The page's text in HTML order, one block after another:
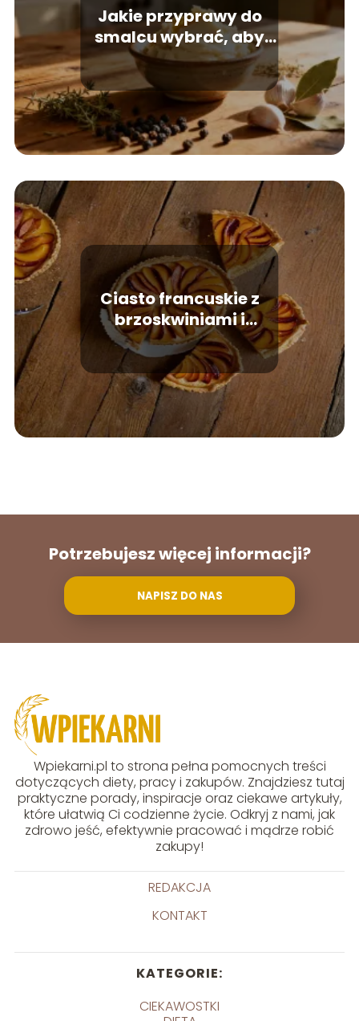
Jakie przyprawy do
smalcu wybrać, aby
był aromatyczny?
Ciasto francuskie z
brzoskwiniami i
budyniem – łatwy
przepis
Potrzebujesz więcej informacji?
NAPISZ DO NAS
Wpiekarni.pl to strona pełna pomocnych treści
dotyczących diety, pracy i zakupów. Znajdziesz tutaj
praktyczne porady, inspiracje oraz ciekawe artykuły,
które ułatwią Ci codzienne życie. Odkryj z nami, jak
zdrowo jeść, efektywnie pracować i mądrze robić
zakupy!
REDAKCJA
KONTAKT
KATEGORIE:
CIEKAWOSTKI